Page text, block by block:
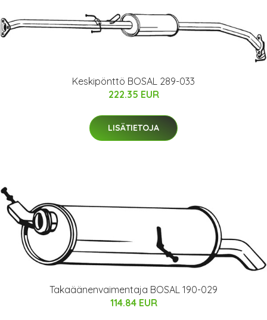
Keskipönttö BOSAL 289-033
222.35 EUR
LISÄTIETOJA
Takaäänenvaimentaja BOSAL 190-029
114.84 EUR